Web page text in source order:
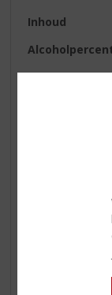
Inhoud
Kleur